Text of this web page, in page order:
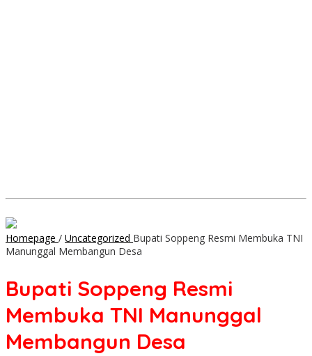
Homepage / Uncategorized Bupati Soppeng Resmi Membuka TNI
Manunggal Membangun Desa
Bupati Soppeng Resmi
Membuka TNI Manunggal
Membangun Desa